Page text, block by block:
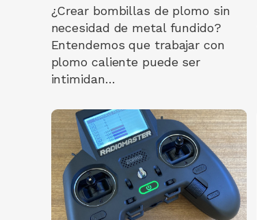
¿Crear bombillas de plomo sin
necesidad de metal fundido?
Entendemos que trabajar con
plomo caliente puede ser
intimidan…